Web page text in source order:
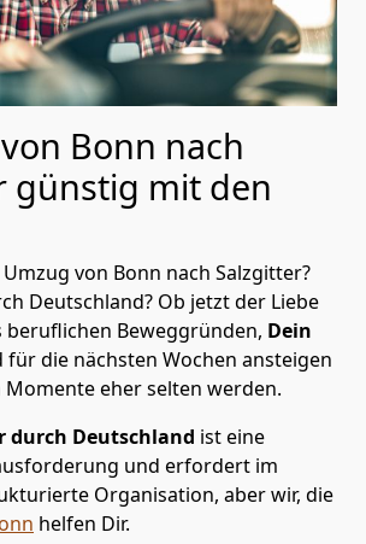
Bonn nach
günstig mit den
von Bonn nach Salzgitter?
Deutschland? Ob jetzt der Liebe
beruflichen Beweggründen, Dein
für die nächsten Wochen ansteigen
eher selten werden.
durch Deutschland ist eine
und erfordert im
Organisation, aber wir, die
helfen Dir.